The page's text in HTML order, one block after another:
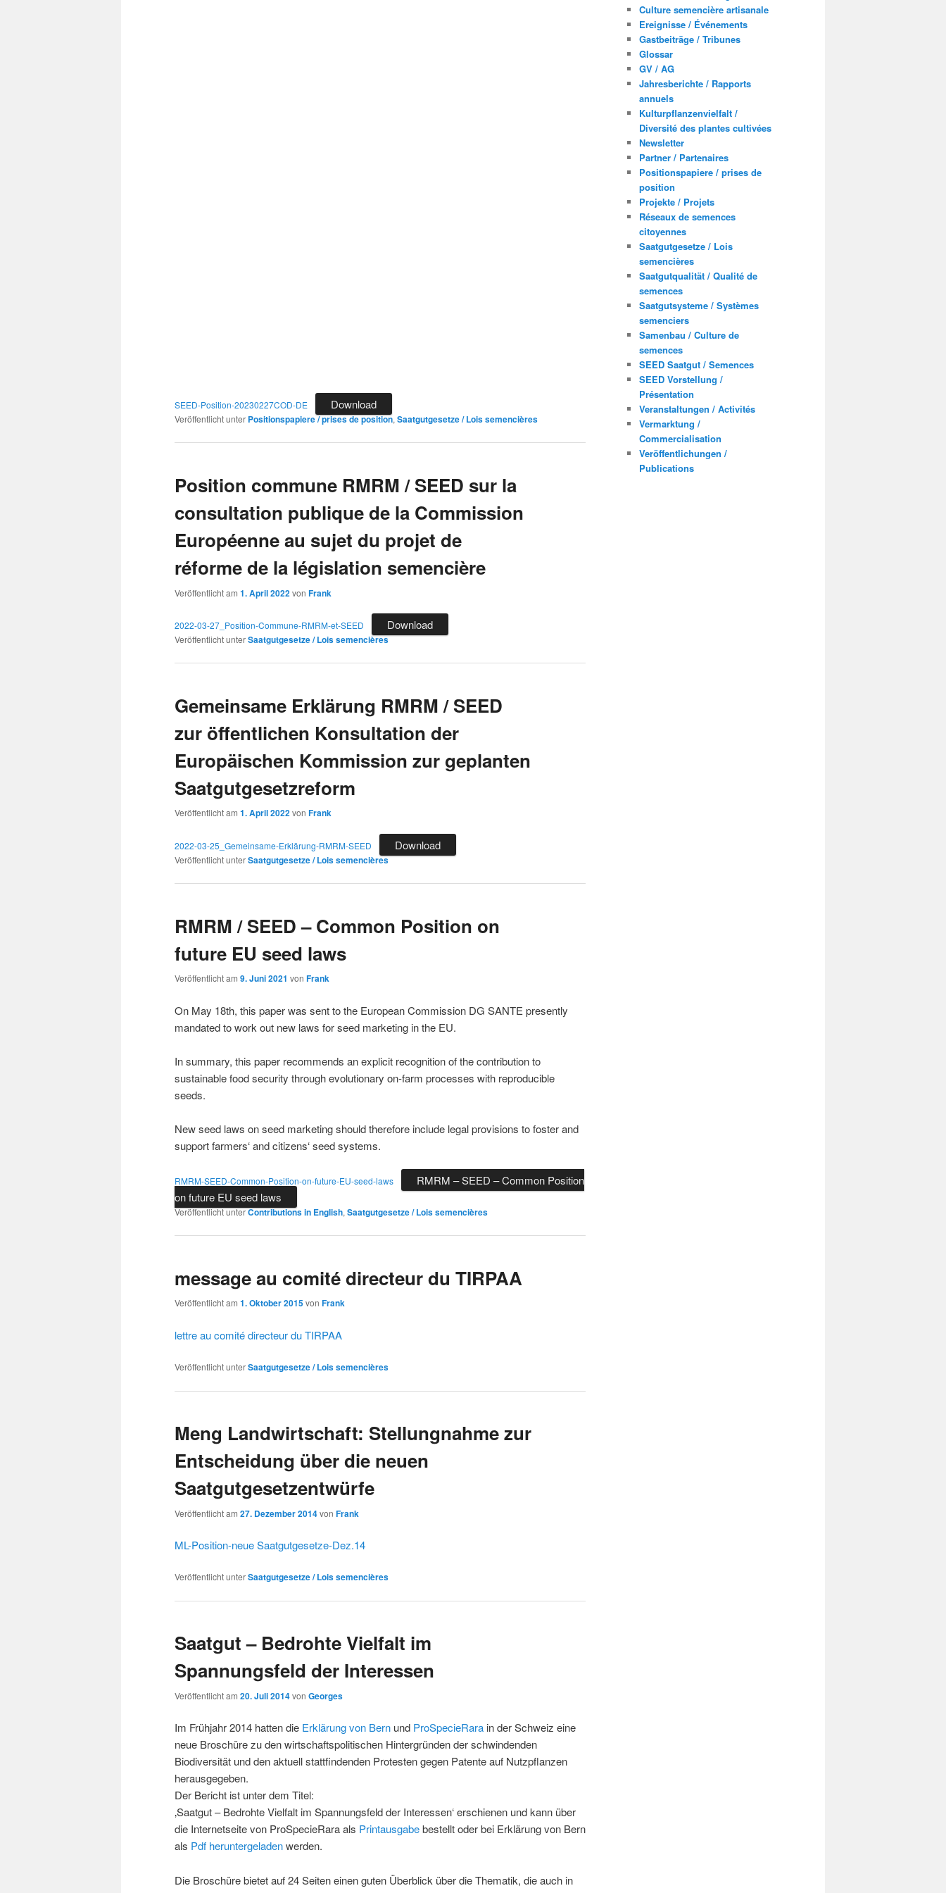
SEED-Position-20230227COD-DE Download
Veröffentlicht unter Positionspapiere / prises de position, Saatgutgesetze / Lois semencières
Position commune RMRM / SEED sur la
consultation publique de la Commission
Européenne au sujet du projet de
réforme de la législation semencière
Veröffentlicht am 1. April 2022von Frank
2022-03-27_Position-Commune-RMRM-et-SEED Download
Veröffentlicht unterSaatgutgesetze / Lois semencières
Gemeinsame Erklärung RMRM / SEED
zur öffentlichen Konsultation der
Europäischen Kommission zur geplanten
Saatgutgesetzreform
Veröffentlicht am 1. April 2022von Frank
2022-03-25_Gemeinsame-Erklärung-RMRM-SEED Download
Veröffentlicht unterSaatgutgesetze / Lois semencières
RMRM / SEED – Common Position on
future EU seed laws
Veröffentlicht am 9. Juni 2021 von Frank
On May 18th, this paper was sent to the European Commission DG SANTE presently
mandated to work out new laws for seed marketing in the EU.
In summary, this paper recommends an explicit recognition of the contribution to
sustainable food security through evolutionary on-farm processes with reproducible
seeds.
New seed laws on seed marketing should therefore include legal provisions to foster and
support farmers‘ and citizens‘ seed systems.
RMRM-SEED-Common-Position-on-future-EU-seed-laws
RMRM – SEED – Common Position
on future EU seed laws
Veröffentlicht unterContributions in English, Saatgutgesetze / Lois semencières
message au comité directeur du TIRPAA
Veröffentlicht am 1. Oktober 2015von Frank
lettre au comité directeur du TIRPAA
Veröffentlicht unterSaatgutgesetze / Lois semencières
Meng Landwirtschaft: Stellungnahme zur
Entscheidung über die neuen
Saatgutgesetzentwürfe
Veröffentlicht am 27. Dezember 2014von Frank
ML-Position-neue Saatgutgesetze-Dez.14
Veröffentlicht unterSaatgutgesetze / Lois semencières
Saatgut – Bedrohte Vielfalt im
Spannungsfeld der Interessen
Veröffentlicht am 20. Juli 2014von Georges
Im Frühjahr 2014 hatten die Erklärung von Bern und ProSpecieRara in der Schweiz eine
neue Broschüre zu den wirtschaftspolitischen Hintergründen der schwindenden
Biodiversität und den aktuell stattfindenden Protesten gegen Patente auf Nutzpflanzen
herausgegeben.
Der Bericht ist unter dem Titel:
‚Saatgut – Bedrohte Vielfalt im Spannungsfeld der Interessen‘ erschienen und kann über
die Internetseite von ProSpecieRara als Printausgabebestellt oder bei Erklärung von Bern
als Pdf heruntergeladenwerden.
Die Broschüre bietet auf 24 Seiten einen guten Überblick über die Thematik, die auch in
Culture semencière artisanale
Ereignisse / Événements
Gastbeiträge / Tribunes
Glossar
GV / AG
Jahresberichte / Rapports
annuels
Kulturpflanzenvielfalt /
Diversité des plantes cultivées
Newsletter
Partner / Partenaires
Positionspapiere / prises de
position
Projekte / Projets
Réseaux de semences
citoyennes
Saatgutgesetze / Lois
semencières
Saatgutqualität / Qualité de
semences
Saatgutsysteme / Systèmes
semenciers
Samenbau / Culture de
semences
SEED Saatgut / Semences
SEED Vorstellung /
Présentation
Veranstaltungen / Activités
Vermarktung /
Commercialisation
Veröffentlichungen /
Publications